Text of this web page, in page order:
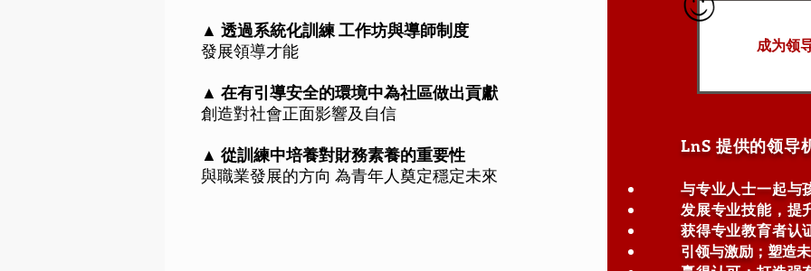
▲ 透過系統化訓練 工作坊與導師制度
發展領導才能
▲ 在有引導安全的環境中為社區做出貢獻
創造對社會正面影響及自信
▲ 從訓練中培養對財務素養的重要性
與職業發展的方向 為青年人奠定穩定未來
成为领
LnS 提供的领导
与专业人士一起与
发展专业技能，提
获得专业教育者认
引领与激励；塑造